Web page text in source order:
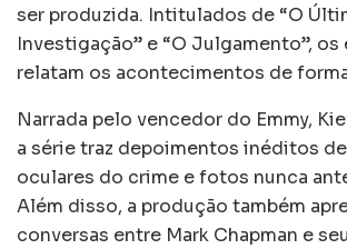
ser produzida. Intitulados de “O
Investigação” e “O Julgamento”,
relatam os acontecimentos de
Narrada pelo vencedor do Emmy,
a série traz depoimentos inéditos
oculares do crime e fotos nunca
Além disso, a produção também
conversas entre Mark Chapman e